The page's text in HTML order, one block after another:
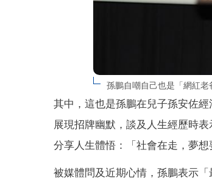
孫鵬自嘲自己也是「網紅老
其中，這也是孫鵬在兒子孫安佐
展現招牌幽默，談及人生經歷時
分享人生體悟：「社會在走，夢
被媒體問及近期心情，孫鵬表示